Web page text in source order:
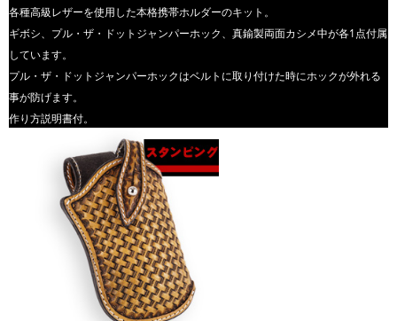
各種高級レザーを使用した本格携帯ホルダーのキット。
ギボシ、プル・ザ・ドットジャンパーホック、真鍮製両面カシメ中が各1点付属
しています。
プル・ザ・ドットジャンパーホックはベルトに取り付けた時にホックが外れる
事が防げます。
作り方説明書付。